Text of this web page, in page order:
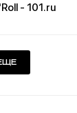
- 101.ru